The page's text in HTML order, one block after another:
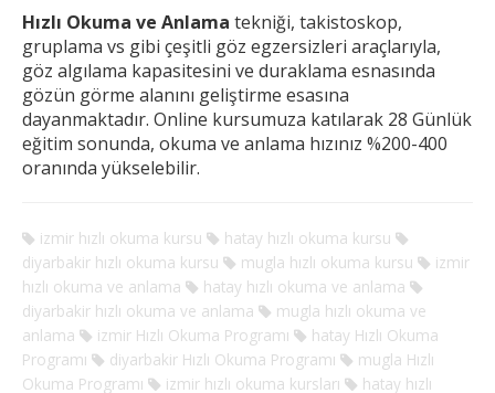
Hızlı Okuma ve Anlama tekniği, takistoskop,
gruplama vs gibi çeşitli göz egzersizleri araçlarıyla,
göz algılama kapasitesini ve duraklama esnasında
gözün görme alanını geliştirme esasına
dayanmaktadır. Online kursumuza katılarak 28 Günlük
eğitim sonunda, okuma ve anlama hızınız %200-400
oranında yükselebilir.
izmir hızlı okuma kursu
hatay hızlı okuma kursu
diyarbakir hızlı okuma kursu
mugla hızlı okuma kursu
izmir
hızlı okuma ve anlama
hatay hızlı okuma ve anlama
diyarbakir hızlı okuma ve anlama
mugla hızlı okuma ve
anlama
izmir Hızlı Okuma Programı
hatay Hızlı Okuma
Programı
diyarbakir Hızlı Okuma Programı
mugla Hızlı
Okuma Programı
izmir hızlı okuma kursları hatay hızlı